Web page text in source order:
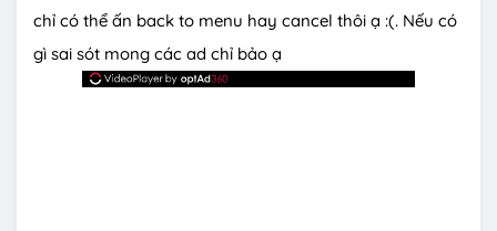
chỉ có thể ấn back to menu hay cancel thôi ạ :(. Nếu có
gì sai sót mong các ad chỉ bảo ạ